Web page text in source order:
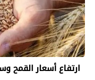
ارتفاع أسعار